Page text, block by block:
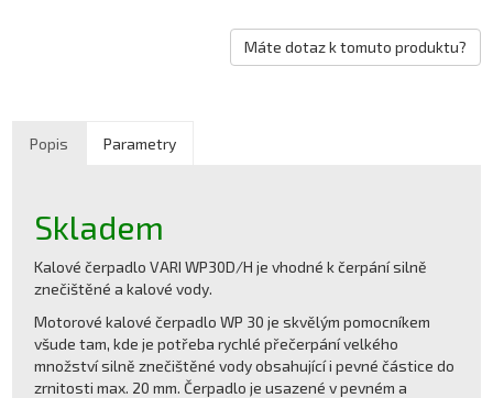
Máte dotaz k tomuto produktu?
Popis Parametry
Skladem
Kalové čerpadlo VARI WP30D/H je vhodné k čerpání silně
znečištěné a kalové vody.
Motorové kalové čerpadlo WP 30 je skvělým pomocníkem
všude tam, kde je potřeba rychlé přečerpání velkého
množství silně znečištěné vody obsahující i pevné částice do
zrnitosti max. 20 mm. Čerpadlo je usazené v pevném a